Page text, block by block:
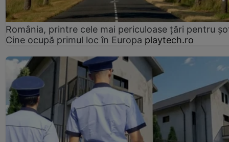
România, printre cele mai periculoase țări pentru
Cine ocupă primul loc în Europa playtech.ro